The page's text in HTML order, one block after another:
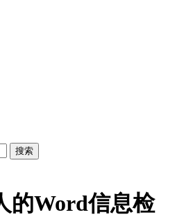
的Word信息检